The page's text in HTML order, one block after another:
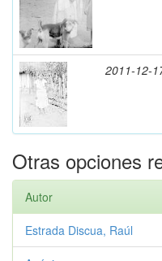
2011-12-
Otras opciones
Autor
Estrada Discua, Raúl